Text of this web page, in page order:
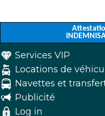
Services VIP
Locations de
Navettes et
Publicité
Log in